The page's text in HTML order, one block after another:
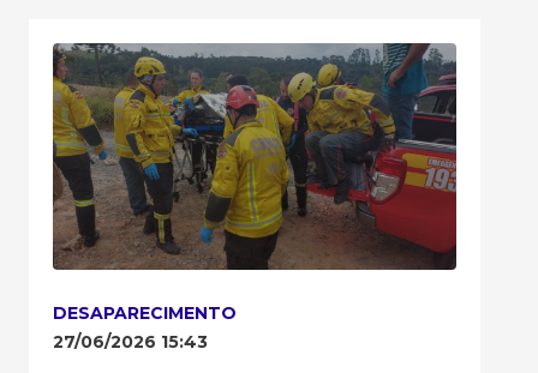
DESAPARECIMENTO
27/06/2026 15:43